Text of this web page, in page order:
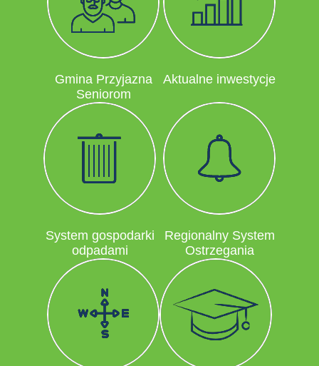
Gmina Przyjazna
Seniorom
Aktualne inwestycje
System gospodarki
odpadami
Regionalny System
Ostrzegania